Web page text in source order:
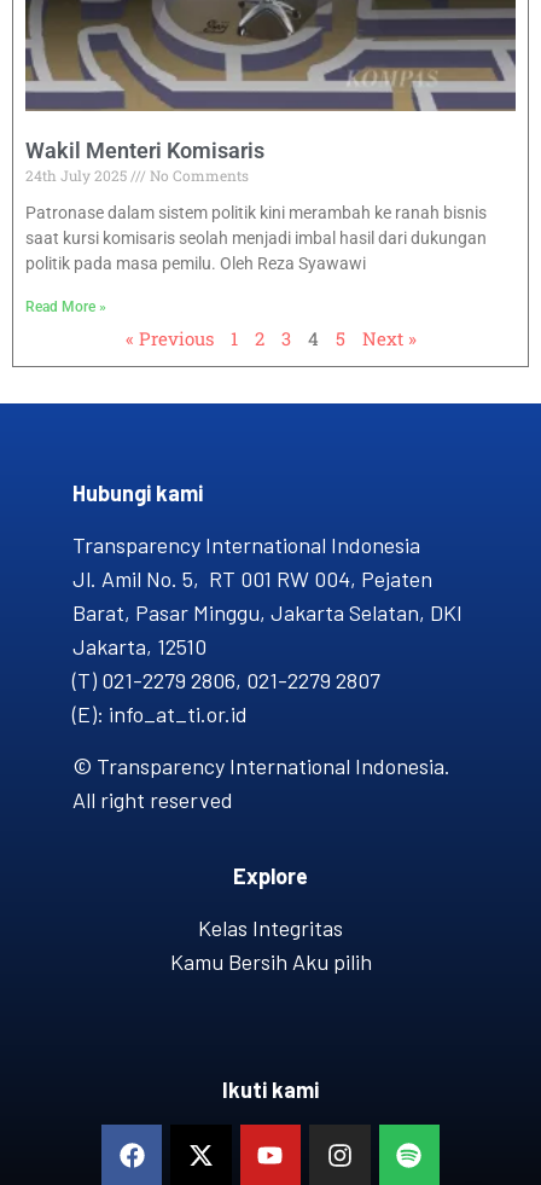
Wakil Menteri Komisaris
24th July 2025
No Comments
Patronase dalam sistem politik kini merambah ke ranah bisnis
saat kursi komisaris seolah menjadi imbal hasil dari dukungan
politik pada masa pemilu. Oleh Reza Syawawi
Read More »
« Previous 1 2 3 4 5 Next »
Hubungi kami​
Transparency International Indonesia
Jl. Amil No. 5, RT 001 RW 004, Pejaten
Barat, Pasar Minggu, Jakarta Selatan, DKI
Jakarta, 12510
(T) 021-2279 2806, 021-2279 2807
(E): info_at_ti.or.id
© Transparency International Indonesia.
All right reserved
Explore
Kelas Integritas
Kamu Bersih Aku pilih
Ikuti kami